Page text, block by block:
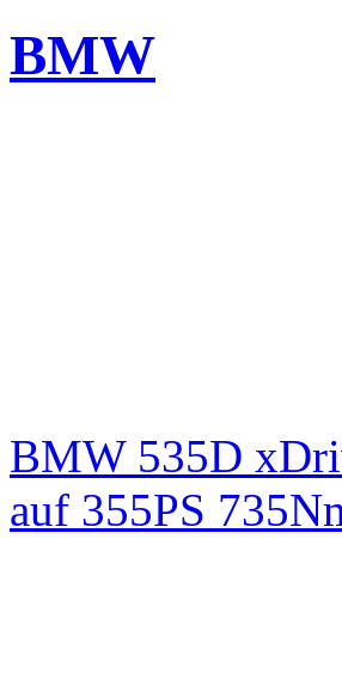
BMW
BMW 535D
auf 355PS